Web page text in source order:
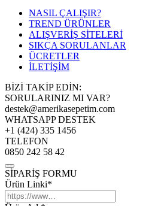
NASIL ÇALIŞIR?
TREND ÜRÜNLER
ALIŞVERİŞ SİTELERİ
SIKÇA SORULANLAR
ÜCRETLER
İLETİŞİM
BİZİ TAKİP EDİN:
SORULARINIZ MI VAR?
destek@amerikasepetim.com
WHATSAPP DESTEK
+1 (424) 335 1456
TELEFON
0850 242 58 42
SİPARİŞ FORMU
Ürün Linki*